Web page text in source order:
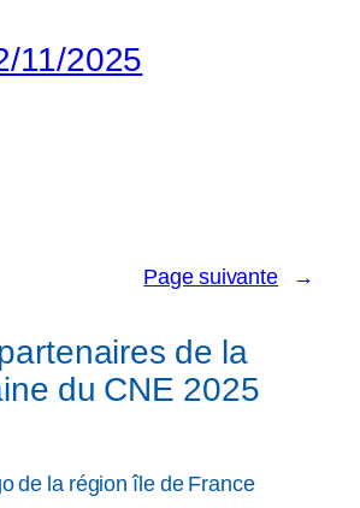
11/2025
Page suivante →
de la
du CNE 2025